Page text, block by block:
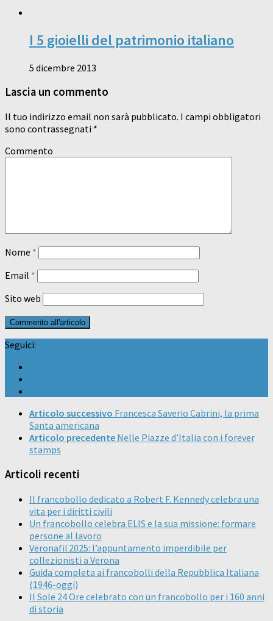
I 5 gioielli del patrimonio italiano
5 dicembre 2013
Lascia un commento
Il tuo indirizzo email non sarà pubblicato. I campi obbligatori
sono contrassegnati *
Commento
Nome *
Email *
Sito web
Seguici:
Articolo successivo Francesca Saverio Cabrini, la prima
Santa americana
Articolo precedente Nelle Piazze d’Italia con i forever
stamps
Articoli recenti
Il francobollo dedicato a Robert F. Kennedy celebra una
vita per i diritti civili
Un francobollo celebra ELIS e la sua missione: formare
persone al lavoro
Veronafil 2025: l’appuntamento imperdibile per
collezionisti a Verona
Guida completa ai francobolli della Repubblica Italiana
(1946-oggi)
Il Sole 24 Ore celebrato con un francobollo per i 160 anni
di storia